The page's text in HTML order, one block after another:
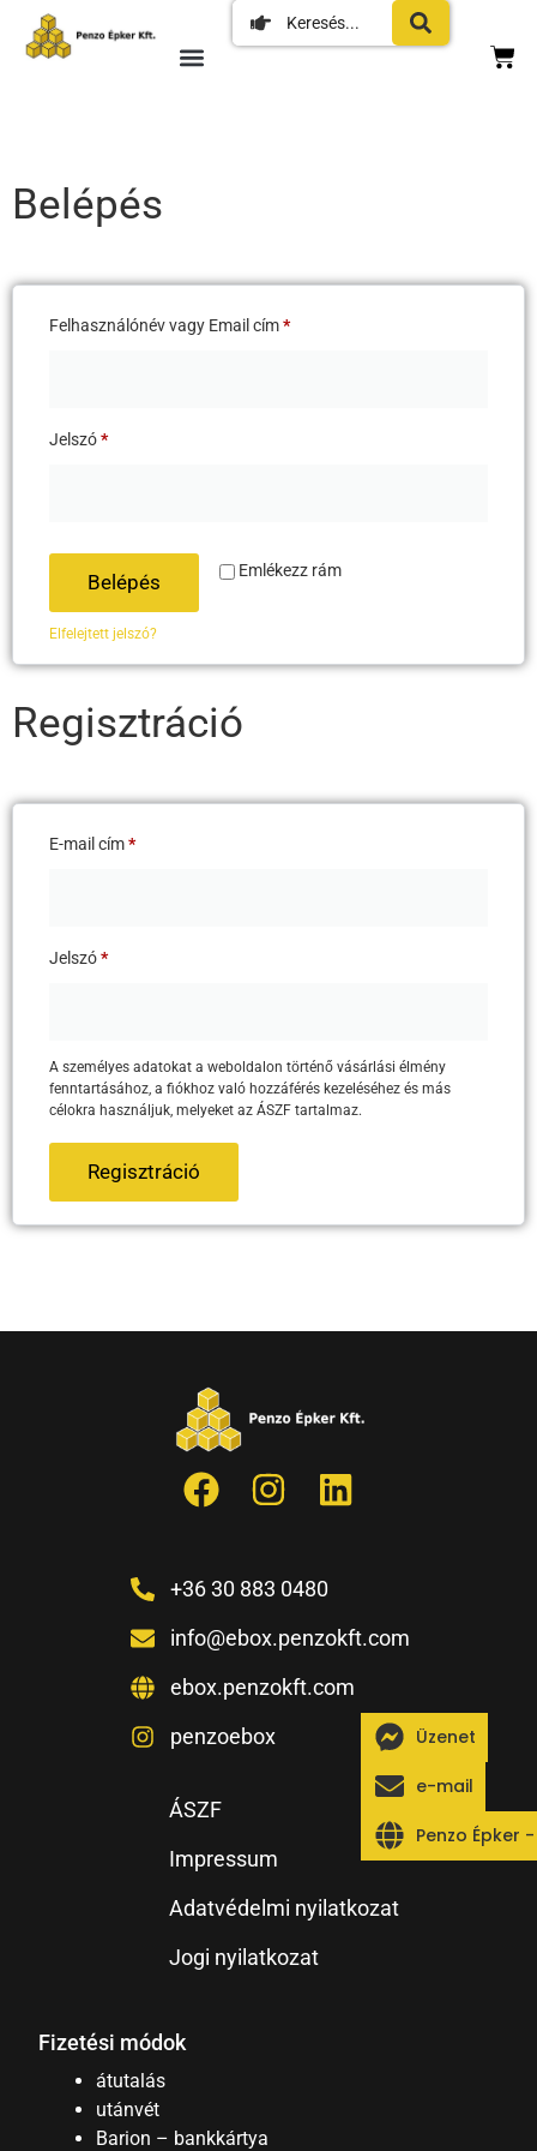
Belépés
Felhasználónév vagy Email cím*
Jelszó*
Emlékezz rám
Belépés
Elfelejtett jelszó?
Regisztráció
E-mail cím*
Jelszó*
A személyes adatokat a weboldalon történő vásárlási élmény
fenntartásához, a fiókhoz való hozzáférés kezeléséhez és más
célokra használjuk, melyeket az ÁSZF tartalmaz.
Regisztráció
+36 30 883 0480
info@ebox.penzokft.com
ebox.penzokft.com
penzoebox
ÁSZF
Impressum
Adatvédelmi nyilatkozat
Jogi nyilatkozat
Fizetési módok
átutalás
utánvét
Barion – bankkártya
Üzenet
e-mail
Penzo Épker